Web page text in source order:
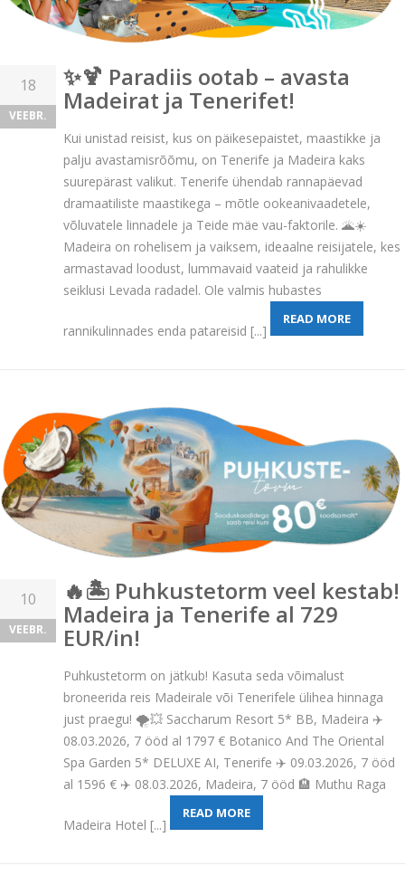
18
VEEBR.
✨🍹 Paradiis ootab – avasta
Madeirat ja Tenerifet!
Kui unistad reisist, kus on päikesepaistet, maastikke ja
palju avastamisrõõmu, on Tenerife ja Madeira kaks
suurepärast valikut. Tenerife ühendab rannapäevad
dramaatiliste maastikega – mõtle ookeanivaadetele,
võluvatele linnadele ja Teide mäe vau-faktorile. 🌋☀️
Madeira on rohelisem ja vaiksem, ideaalne reisijatele, kes
armastavad loodust, lummavaid vaateid ja rahulikke
seiklusi Levada radadel. Ole valmis hubastes
rannikulinnades enda patareisid [...]
READ MORE
10
VEEBR.
🔥🏝️ Puhkustetorm veel kestab!
Madeira ja Tenerife al 729
EUR/in!
Puhkustetorm on jätkub! Kasuta seda võimalust
broneerida reis Madeirale või Tenerifele ülihea hinnaga
just praegu! 🌪️💥 Saccharum Resort 5* BB, Madeira ✈️
08.03.2026, 7 ööd al 1797 € Botanico And The Oriental
Spa Garden 5* DELUXE AI, Tenerife ✈️ 09.03.2026, 7 ööd
al 1596 € ✈️ 08.03.2026, Madeira, 7 ööd 🏨 Muthu Raga
Madeira Hotel [...]
READ MORE